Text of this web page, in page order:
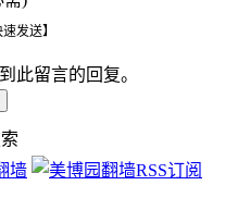
发送】
此留言的回复。